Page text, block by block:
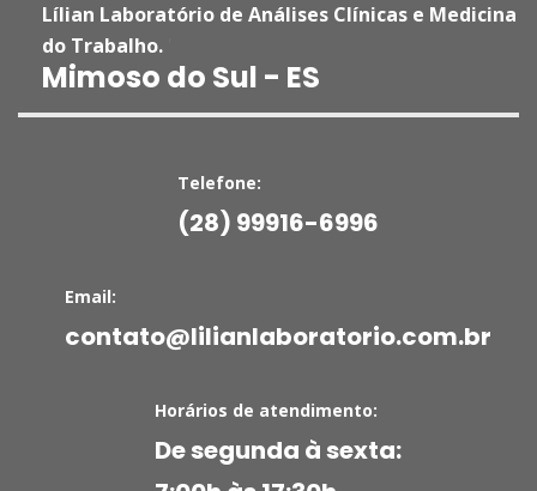
Lílian Laboratório de Análises Clínicas e Medicina
do Trabalho.
Mimoso do Sul - ES
Telefone:
(28) 99916-6996
Email:
contato@lilianlaboratorio.com.br
Horários de atendimento:
De segunda à sexta: